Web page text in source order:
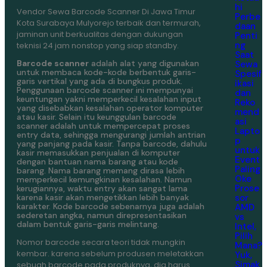
Vendor Sewa Barcode Scanner Di Jawa Timur
Kota Surabaya Mulyorejo terbaik dan termurah,
jaminan unit berkualitas dengan dukungan
teknisi 24 jam nonstop yang siap standby.
Barcode scanner adalah alat yang digunakan
untuk membaca kode-kode berbentuk garis-
garis vertikal yang ada di bungkus produk.
Penggunaan barcode scanner ini mempunyai
keuntungan yakni memperkecil kesalahan input
yang disebabkan kesalahan operator komputer
atau kasir. Selain itu keunggulan barcode
scanner adalah untuk mempercepat proses
entry data, sehingga mengurangi jumlah antrian
yang panjang pada kasir. Tanpa barcode, dahulu
kasir memasukkan penjualan di komputer
dengan bantuan nama barang atau kode
barang. Nama barang memang dirasa lebih
memperkecil kemungkinan kesalahan. Namun
kerugiannya, waktu entry akan sangat lama
karena kasir akan mengetikkan lebih banyak
karakter. Kode barcode sebenarnya juga adalah
sederetan angka, namun direpresentasikan
dalam bentuk garis-garis melintang.
Nomor barcode secara teori tidak mungkin
kembar. karena sebelum produsen meletakkan
hi
Perbe
daan
Penti
ng
Saat
Sewa
Spesif
ikasi
dan
Reko
mend
asi
Lapto
p
untuk
Event
Paling
Oke
Prose
sor
AMD
vs
Intel,
Pilih
Mana?
Yuk,
Simak